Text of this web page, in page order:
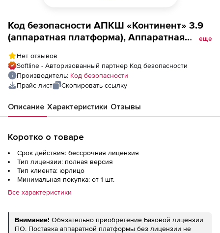
Код безопасности АПКШ «Континент» 3.9
(аппаратная платформа), Аппаратная
еще
Нет отзывов
Softline - Авторизованный партнер Код безопасности
Производитель: Код безопасности
Прайс-лист
Скопировать ссылку
Описание Характеристики Отзывы
Коротко о товаре
Срок действия: бессрочная лицензия
Тип лицензии: полная версия
Тип клиента: юрлицо
Минимальная покупка: от 1 шт.
Все характеристики
Внимание! Обязательно приобретение Базовой лицензии
ПО. Поставка аппаратной платформы без лицензии не